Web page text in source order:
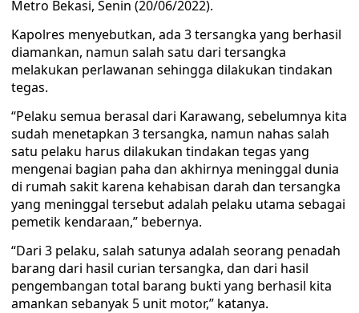
Metro Bekasi, Senin (20/06/2022).
Kapolres menyebutkan, ada 3 tersangka yang berhasil
diamankan, namun salah satu dari tersangka
melakukan perlawanan sehingga dilakukan tindakan
tegas.
“Pelaku semua berasal dari Karawang, sebelumnya kita
sudah menetapkan 3 tersangka, namun nahas salah
satu pelaku harus dilakukan tindakan tegas yang
mengenai bagian paha dan akhirnya meninggal dunia
di rumah sakit karena kehabisan darah dan tersangka
yang meninggal tersebut adalah pelaku utama sebagai
pemetik kendaraan,” bebernya.
“Dari 3 pelaku, salah satunya adalah seorang penadah
barang dari hasil curian tersangka, dan dari hasil
pengembangan total barang bukti yang berhasil kita
amankan sebanyak 5 unit motor,” katanya.